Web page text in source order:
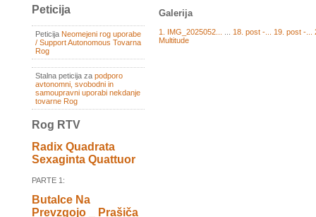
Peticija
Peticija Neomejeni rog uporabe
/ Support Autonomous Tovarna
Rog
Stalna peticija za podporo
avtonomni, svobodni in
samoupravni uporabi nekdanje
tovarne Rog
Rog RTV
Radix Quadrata
Sexaginta Quattuor
PARTE 1:
Butalce Na
Prevzgojo _ Prašiča
Galerija
1. IMG_2025052... 18. post -... 19. post -...
Multitude